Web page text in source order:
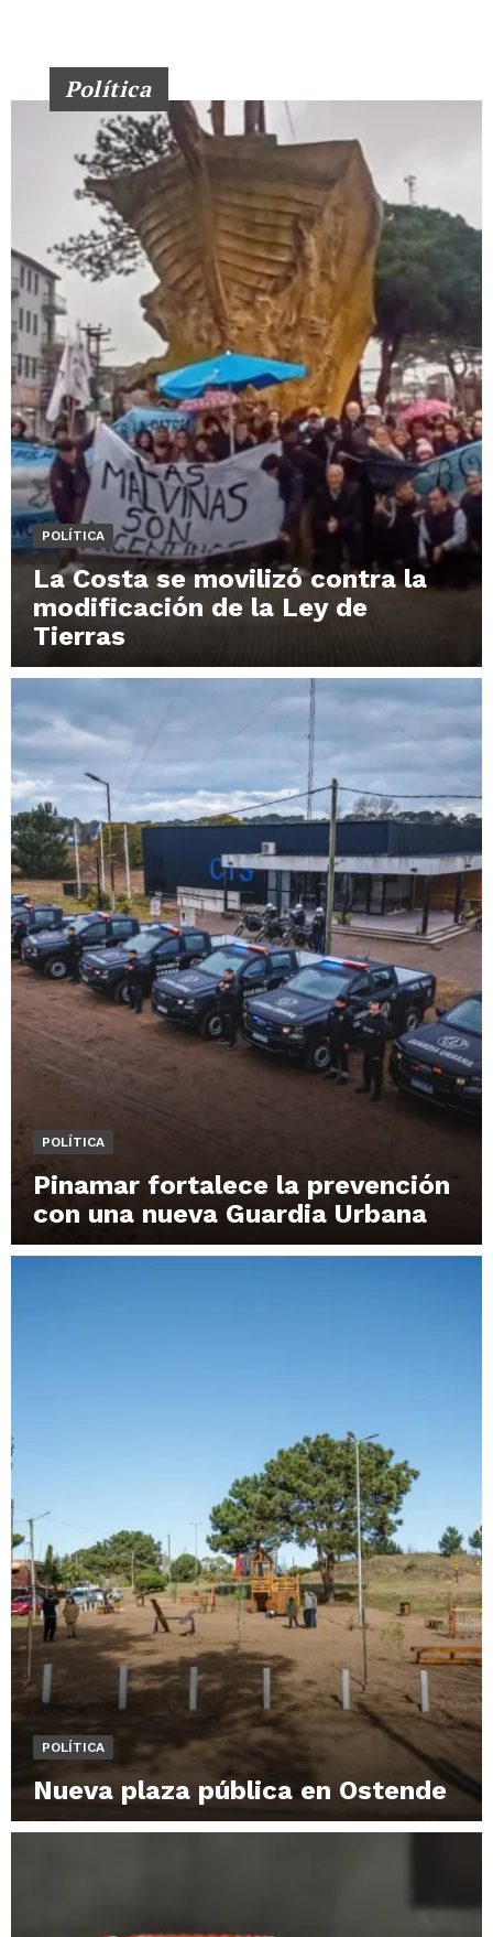
Política
POLÍTICA
La Costa se movilizó contra la
modificación de la Ley de
Tierras
POLÍTICA
Pinamar fortalece la prevención
con una nueva Guardia Urbana
POLÍTICA
Nueva plaza pública en Ostende